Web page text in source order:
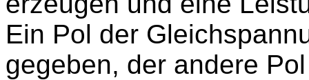
Ein Pol der
gegeben, der andere